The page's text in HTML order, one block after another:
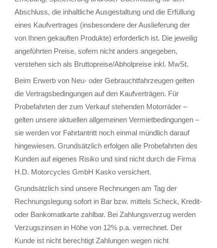
Abschluss, die inhaltliche Ausgestaltung und die Erfüllung
eines Kaufvertrages (insbesondere der Auslieferung der
von Ihnen gekauften Produkte) erforderlich ist. Die jeweilig
angeführten Preise, sofern nicht anders angegeben,
verstehen sich als Bruttopreise/Abholpreise inkl. MwSt.
Beim Erwerb von Neu- oder Gebrauchtfahrzeugen gelten
die Vertragsbedingungen auf den Kaufverträgen. Für
Probefahrten der zum Verkauf stehenden Motorräder –
gelten unsere aktuellen allgemeinen Vermietbedingungen –
sie werden vor Fahrtantritt noch einmal mündlich darauf
hingewiesen. Grundsätzlich erfolgen alle Probefahrten des
Kunden auf eigenes Risiko und sind nicht durch die Firma
H.D. Motorcycles GmbH Kasko versichert.
Grundsätzlich sind unsere Rechnungen am Tag der
Rechnungslegung sofort in Bar bzw. mittels Scheck, Kredit-
oder Bankomatkarte zahlbar. Bei Zahlungsverzug werden
Verzugszinsen in Höhe von 12% p.a. verrechnet. Der
Kunde ist nicht berechtigt Zahlungen wegen nicht